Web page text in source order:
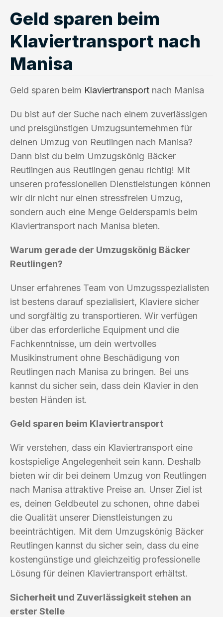
Geld sparen beim
Klaviertransport nach
Manisa
Geld sparen beim Klaviertransport nach Manisa
Du bist auf der Suche nach einem zuverlässigen
und preisgünstigen Umzugsunternehmen für
deinen Umzug von Reutlingen nach Manisa?
Dann bist du beim Umzugskönig Bäcker
Reutlingen aus Reutlingen genau richtig! Mit
unseren professionellen Dienstleistungen können
wir dir nicht nur einen stressfreien Umzug,
sondern auch eine Menge Geldersparnis beim
Klaviertransport nach Manisa bieten.
Warum gerade der Umzugskönig Bäcker
Reutlingen?
Unser erfahrenes Team von Umzugsspezialisten
ist bestens darauf spezialisiert, Klaviere sicher
und sorgfältig zu transportieren. Wir verfügen
über das erforderliche Equipment und die
Fachkenntnisse, um dein wertvolles
Musikinstrument ohne Beschädigung von
Reutlingen nach Manisa zu bringen. Bei uns
kannst du sicher sein, dass dein Klavier in den
besten Händen ist.
Geld sparen beim Klaviertransport
Wir verstehen, dass ein Klaviertransport eine
kostspielige Angelegenheit sein kann. Deshalb
bieten wir dir bei deinem Umzug von Reutlingen
nach Manisa attraktive Preise an. Unser Ziel ist
es, deinen Geldbeutel zu schonen, ohne dabei
die Qualität unserer Dienstleistungen zu
beeinträchtigen. Mit dem Umzugskönig Bäcker
Reutlingen kannst du sicher sein, dass du eine
kostengünstige und gleichzeitig professionelle
Lösung für deinen Klaviertransport erhältst.
Sicherheit und Zuverlässigkeit stehen an
erster Stelle